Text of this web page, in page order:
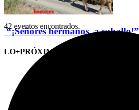
“¡Señores hermanos, a caballo!”
LO+PRÓXIMO (CITAS)
42 eventos encontrados.